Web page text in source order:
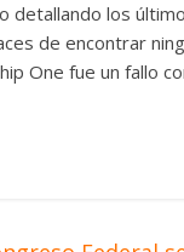
detallando los
de encontrar
One fue un fallo